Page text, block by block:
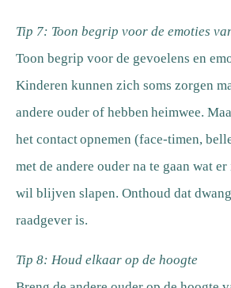
Tip 7: Toon begrip voor de emoties
Toon begrip voor de gevoelens en
Kinderen kunnen zich soms zorgen
andere ouder of hebben heimwee.
het contact opnemen (face-timen,
met de andere ouder na te gaan wat
wil blijven slapen. Onthoud dat
raadgever is.
Tip 8: Houd elkaar op de hoogte